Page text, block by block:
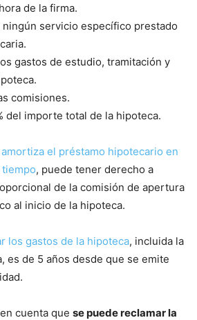
de la firma.
servicio específico prestado
gastos de estudio, tramitación y
comisiones.
del importe total de la hipoteca.
amortiza el préstamo hipotecario en
, puede tener derecho a
de la comisión de apertura
al inicio de la hipoteca.
los gastos de la hipoteca, incluida la
es de 5 años desde que se emite
cuenta que se puede reclamar la